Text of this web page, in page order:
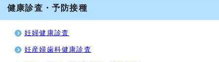
健康診査・予防接種
妊婦健康診査
妊産婦歯科健康診査